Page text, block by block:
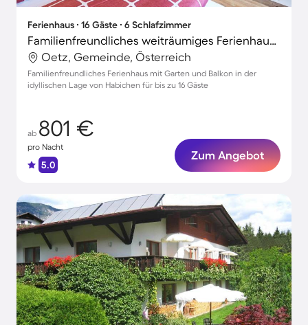
Ferienhaus ∙ 16 Gäste ∙ 6 Schlafzimmer
Familienfreundliches weiträumiges Ferienhaus mit Terrasse und Garten
Oetz, Gemeinde, Österreich
Familienfreundliches Ferienhaus mit Garten und Balkon in der
idyllischen Lage von Habichen für bis zu 16 Gäste
ab 801 €
pro Nacht
5.0
Zum Angebot